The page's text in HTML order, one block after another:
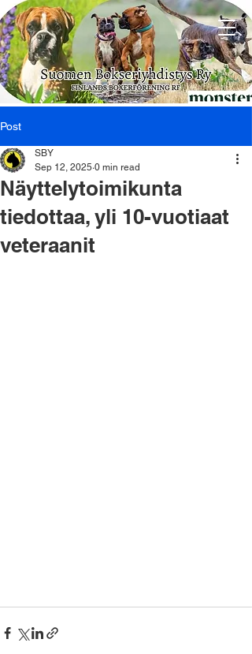
Post
Näyttelytoimikunta
tiedottaa, yli 10-vuotiaat
veteraanit
SBY
Sep 12, 2025 0 min read